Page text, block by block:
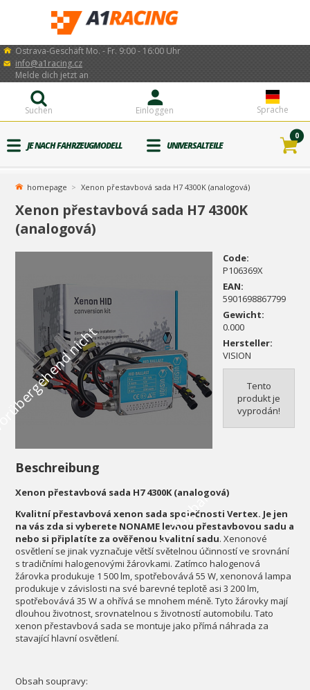
Ostrava-Geschäft Mo. - Fr. 9:00 - 16:00 Uhr
info@a1racing.cz
Sprache
Einloggen
Melde dich jetzt an
Suchen
JE NACH FAHRZEUGMODELL UNIVERSALTEILE
0
homepage Xenon přestavbová sada H7 4300K (analogová)
Xenon přestavbová sada H7 4300K
(analogová)
r
Code:
P106369X
EAN:
5901698867799
Gewicht:
0.000
Hersteller:
VISION
Tento
produkt je
vyprodán!
Beschreibung
Xenon přestavbová sada H7 4300K (analogová)
Kvalitní přestavbová xenon sada společnosti Vertex. Je jen
na vás zda si vyberete NONAME levnou přestavbovou sadu a
nebo si připlatíte za ověřenou kvalitní sadu. Xenonové
osvětlení se jinak vyznačuje větší světelnou účinností ve srovnání
s tradičními halogenovými žárovkami. Zatímco halogenová
žárovka produkuje 1 500 lm, spotřebovává 55 W, xenonová lampa
produkuje v závislosti na své barevné teplotě asi 3 200 lm,
spotřebovává 35 W a ohřívá se mnohem méně. Tyto žárovky mají
dlouhou životnost, srovnatelnou s životností automobilu. Tato
xenon přestavbová sada se montuje jako přímá náhrada za
stavající hlavní osvětlení.
Obsah soupravy: